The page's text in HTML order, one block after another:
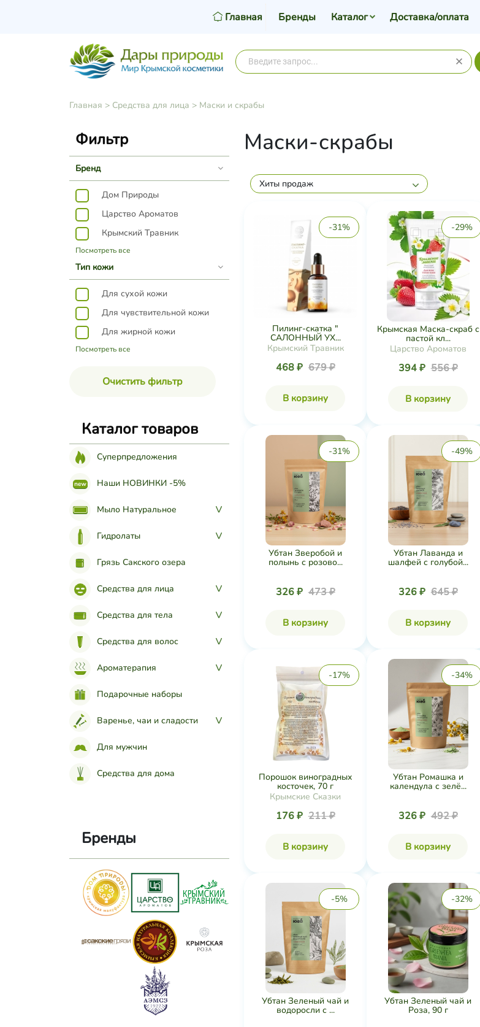
Главная Бренды Каталог Доставка/оплата
Главная > Средства для лица > Маски и скрабы
Фильтр
Бренд
Дом Природы
Царство Ароматов
Крымский Травник
Посмотреть все
Тип кожи
Для сухой кожи
Для чувствительной кожи
Для жирной кожи
Посмотреть все
Очистить фильтр
Каталог товаров
Суперпредложения
Наши НОВИНКИ -5%
Мыло Натуральное >
Гидролаты >
Грязь Сакского озера
Средства для лица >
Средства для тела >
Средства для волос >
Ароматерапия >
Подарочные наборы
Варенье, чаи и сладости >
Для мужчин
Средства для дома
Бренды
Маски-скрабы
Хиты продаж
-31%
Пилинг-скатка "
САЛОННЫЙ УХ...
Крымский Травник
468 ₽ 679 ₽
В корзину
-29%
Крымская Маска-скраб с
пастой кл...
Царство Ароматов
394 ₽ 556 ₽
В корзину
-31%
Убтан Зверобой и
полынь с розово...
326 ₽ 473 ₽
В корзину
-49%
Убтан Лаванда и
шалфей с голубой...
326 ₽ 645 ₽
В корзину
-17%
Порошок виноградных
косточек, 70 г
Крымские Сказки
176 ₽ 211 ₽
В корзину
-34%
Убтан Ромашка и
календула с зелё...
326 ₽ 492 ₽
В корзину
-5%
Убтан Зеленый чай и
водоросли с ...
-32%
Убтан Зеленый чай и
Роза, 90 г